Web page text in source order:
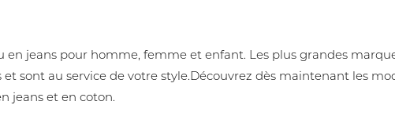
en jeans pour homme, femme et enfant. Les plus grandes
sont au service de votre style.Découvrez dès maintenant les
jeans et en coton.